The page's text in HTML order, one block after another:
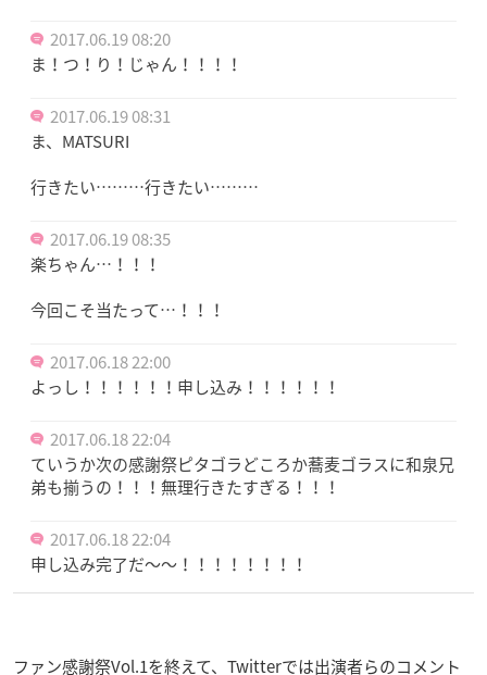
2017.06.19 08:20
ま！つ！り！じゃん！！！！
2017.06.19 08:31
ま、MATSURI
行きたい………行きたい………
2017.06.19 08:35
楽ちゃん…！！！
今回こそ当たって…！！！
2017.06.18 22:00
よっし！！！！！！申し込み！！！！！！
2017.06.18 22:04
ていうか次の感謝祭ピタゴラどころか蕎麦ゴラスに和泉兄
弟も揃うの！！！無理行きたすぎる！！！
2017.06.18 22:04
申し込み完了だ〜〜！！！！！！！！
ファン感謝祭Vol.1を終えて、Twitterでは出演者らのコメント